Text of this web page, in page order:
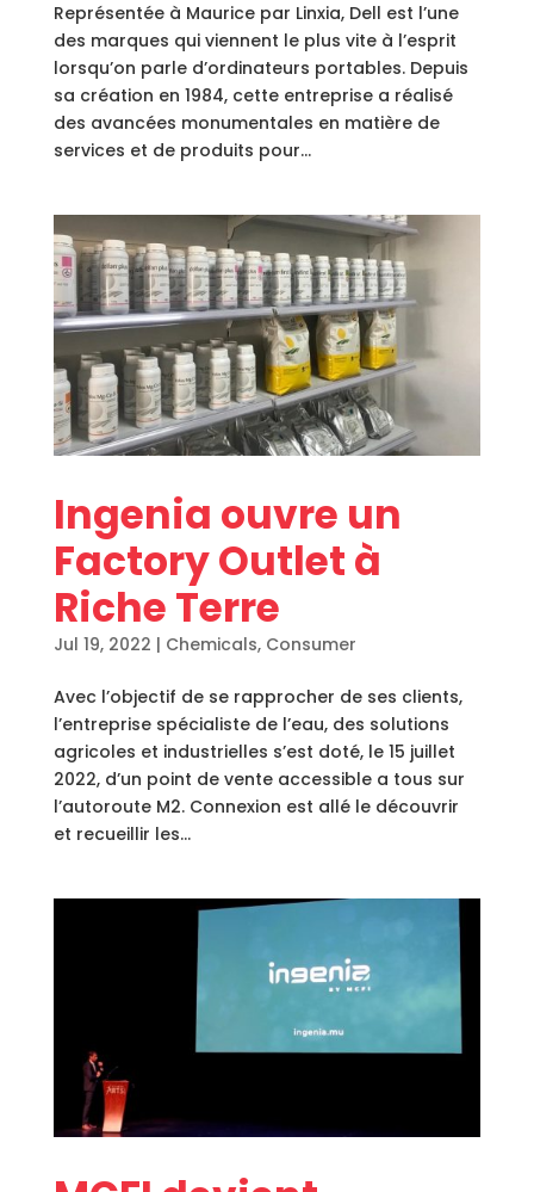
Représentée à Maurice par Linxia, Dell est l’une
des marques qui viennent le plus vite à l’esprit
lorsqu’on parle d’ordinateurs portables. Depuis
sa création en 1984, cette entreprise a réalisé
des avancées monumentales en matière de
services et de produits pour...
Ingenia ouvre un
Factory Outlet à
Riche Terre
Jul 19, 2022 | Chemicals, Consumer
Avec l’objectif de se rapprocher de ses clients,
l’entreprise spécialiste de l’eau, des solutions
agricoles et industrielles s’est doté, le 15 juillet
2022, d’un point de vente accessible a tous sur
l’autoroute M2. Connexion est allé le découvrir
et recueillir les...